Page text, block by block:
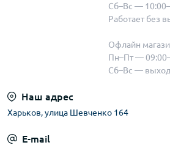
Сб–Вс —
Работает без
Офлайн
Пн–Пт —
Сб–Вс —
Наш адрес
Харьков, улица Шевченко 164
E-mail